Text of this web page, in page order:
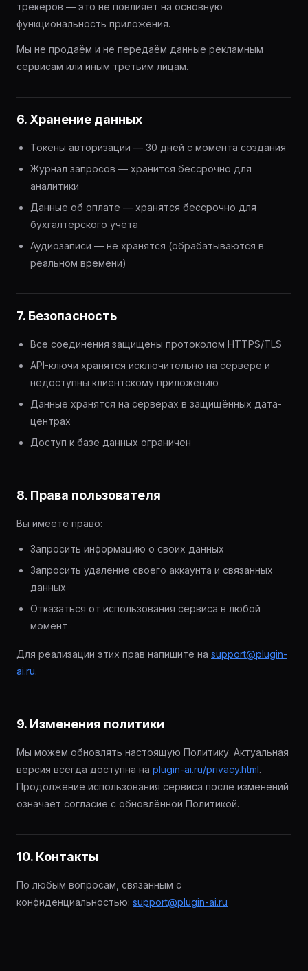
трекеров — это не повлияет на основную
функциональность приложения.
Мы не продаём и не передаём данные рекламным
сервисам или иным третьим лицам.
6. Хранение данных
Токены авторизации — 30 дней с момента создания
Журнал запросов — хранится бессрочно для
аналитики
Данные об оплате — хранятся бессрочно для
бухгалтерского учёта
Аудиозаписи — не хранятся (обрабатываются в
реальном времени)
7. Безопасность
Все соединения защищены протоколом HTTPS/TLS
API-ключи хранятся исключительно на сервере и
недоступны клиентскому приложению
Данные хранятся на серверах в защищённых дата-
центрах
Доступ к базе данных ограничен
8. Права пользователя
Вы имеете право:
Запросить информацию о своих данных
Запросить удаление своего аккаунта и связанных
данных
Отказаться от использования сервиса в любой
момент
Для реализации этих прав напишите на support@plugin-
ai.ru.
9. Изменения политики
Мы можем обновлять настоящую Политику. Актуальная
версия всегда доступна на plugin-ai.ru/privacy.html.
Продолжение использования сервиса после изменений
означает согласие с обновлённой Политикой.
10. Контакты
По любым вопросам, связанным с
конфиденциальностью: support@plugin-ai.ru